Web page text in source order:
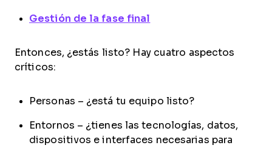
Gestión de la fase final
Entonces, ¿estás listo? Hay cuatro aspectos
críticos:
Personas – ¿está tu equipo listo?
Entornos – ¿tienes las tecnologías, datos,
dispositivos e interfaces necesarias para